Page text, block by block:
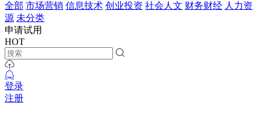
全部 市场营销 信息技术 创业投资 社会人文 财务财经 人力资
源 未分类
申请试用
HOT
登录
注册